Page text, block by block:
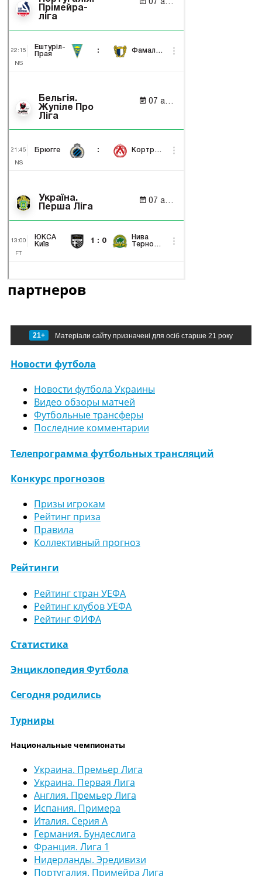
партнеров
21+ Матеріали сайту призначені для осіб старше 21 року
Новости футбола
Новости футбола Украины
Видео обзоры матчей
Футбольные трансферы
Последние комментарии
Телепрограмма футбольных трансляций
Конкурс прогнозов
Призы игрокам
Рейтинг приза
Правила
Коллективный прогноз
Рейтинги
Рейтинг стран УЕФА
Рейтинг клубов УЕФА
Рейтинг ФИФА
Статистика
Энциклопедия Футбола
Сегодня родились
Турниры
Национальные чемпионаты
Украина. Премьер Лига
Украина. Первая Лига
Англия. Премьер Лига
Испания. Примера
Италия. Серия А
Германия. Бундеслига
Франция. Лига 1
Нидерланды. Эредивизи
Португалия. Примейра Лига